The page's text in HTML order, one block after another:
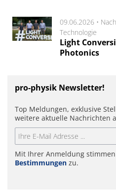
09.06.2026 •
Technologie
Light
Photonics
pro-physik Newsletter!
Top Meldungen, exklusive
weitere aktuelle Nachrichten
Mit Ihrer Anmeldung
Bestimmungen zu.